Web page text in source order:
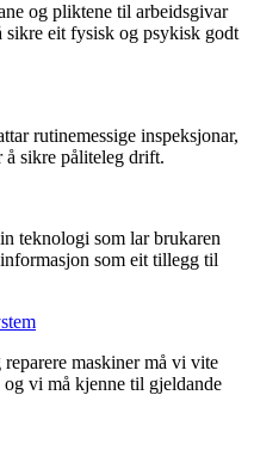
og pliktene til arbeidsgivar
sikre eit fysisk og psykisk godt
rutinemessige inspeksjonar,
å sikre påliteleg drift.
teknologi som lar brukaren
som eit tillegg til
maskiner må vi vite
vi må kjenne til gjeldande